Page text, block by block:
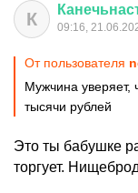
К 09:16,
От пользователя
Мужчина уверяет,
тысячи рублей
Это ты бабушке
торгует.